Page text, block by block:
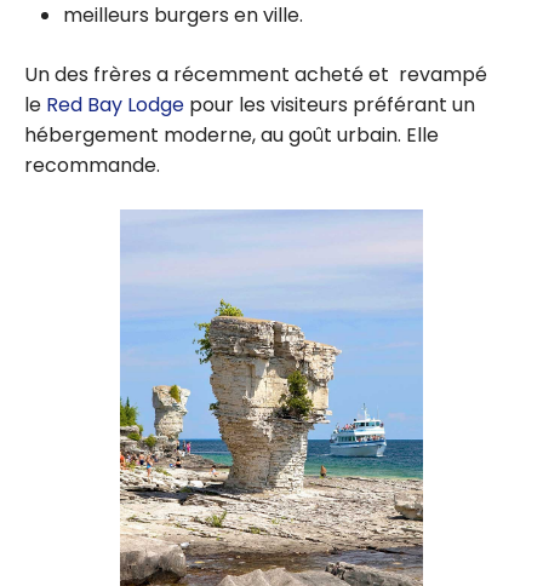
meilleurs burgers en ville.
Un des frères a récemment acheté et revampé
le Red Bay Lodge pour les visiteurs préférant un
hébergement moderne, au goût urbain. Elle
recommande.